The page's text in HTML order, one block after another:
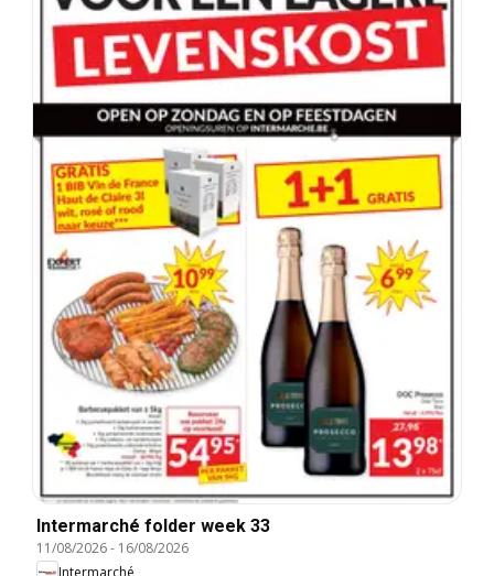
Intermarché folder week 33
11/08/2026- 16/08/2026
Intermarché